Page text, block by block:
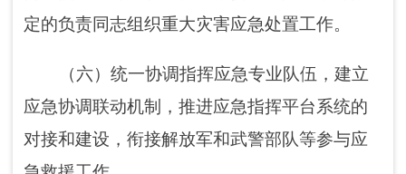
（九）指导协调森林和草原火灾、水旱灾
综合检测预警工作，负责开展自然灾害综合风
险评估工作。